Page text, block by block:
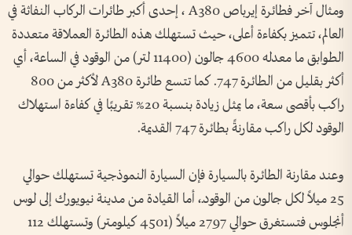
ومثال آخر فطائرة إيرباص A380 ، إحدى أكبر طائرات الركاب النفاثة في
العالم، تتميز بكفاءة أعلى، حيث تستهلك هذه الطائرة العملاقة متعددة
الطوابق ما معدله 4600 جالون (11400 لتر) من الوقود في الساعة، أي
أكثر بقليل من الطائرة 747. كما تتسع طائرة A380 لأكثر من 800
راكب بأقصى سعة، ما يمثل زيادة بنسبة 20% تقريبًا في كفاءة استهلاك
الوقود لكل راكب مقارنةً بطائرة 747 القديمة.
وعند مقارنة الطائرة بالسيارة فإن السيارة النموذجية تستهلك حوالي
25 ميلاً لكل جالون من الوقودـ، أما القيادة من مدينة نيويورك إلى لوس
أنجلوس فتستغرق حوالي 2797 ميلاً (4501 كيلومتر) وتستهلك 112